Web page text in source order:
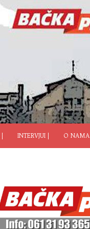
INTERVJUI | O NAMA |